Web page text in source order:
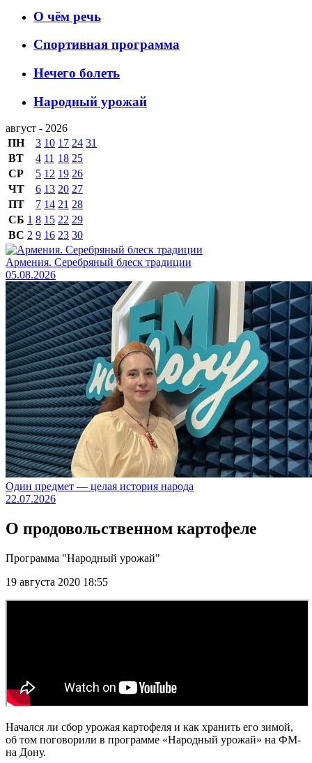
О чём речь
Спортивная программа
Нечего болеть
Народный урожай
август - 2026
ПН
3 10 17 24 31
ВТ
4 11 18 25
СР
5 12 19 26
ЧТ
6 13 20 27
ПТ
7 14 21 28
СБ 1 8 15 22 29
ВС 2 9 16 23 30
Армения. Серебряный блеск традиции
05.08.2026
Один предмет — целая история народа
22.07.2026
О продовольственном картофеле
Программа "Народный урожай"
19 августа 2020 18:55
Начался ли сбор урожая картофеля и как хранить его зимой,
об том поговорили в программе «Народный урожай» на ФМ-
на Дону.